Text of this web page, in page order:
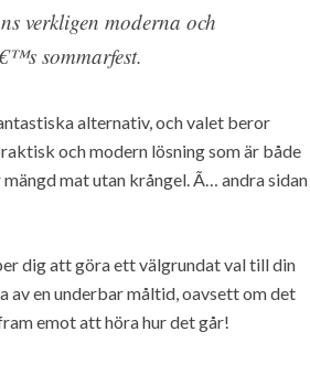
verkligen moderna och
sommarfest.
alternativ, och valet beror
och modern lösning som är både
mat utan krångel. Ã… andra sidan
dig att göra ett välgrundat val till din
av en underbar måltid, oavsett om det
emot att höra hur det går!